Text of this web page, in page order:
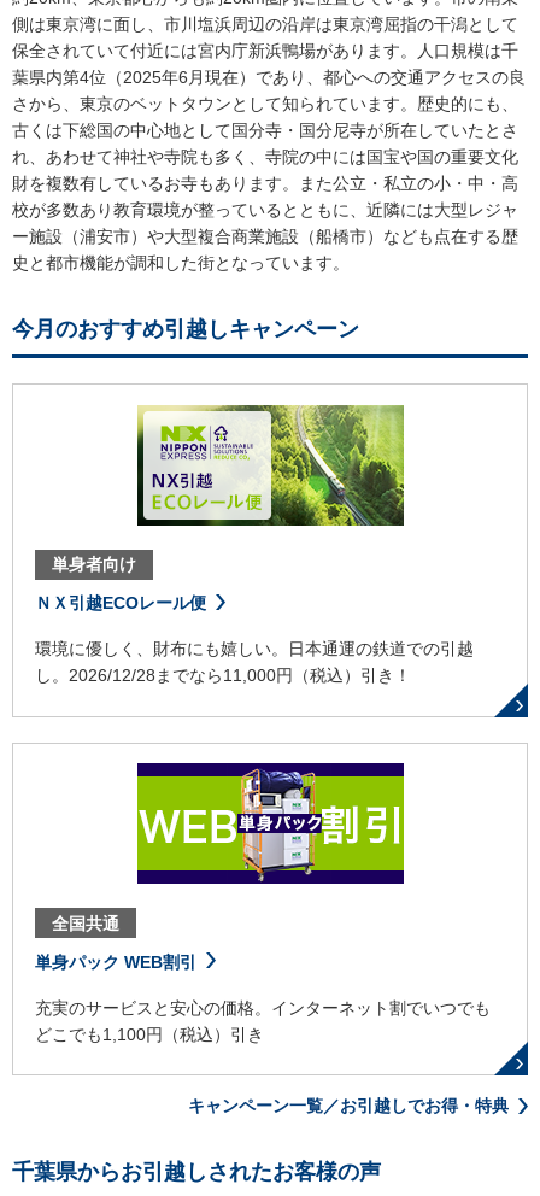
側は東京湾に面し、市川塩浜周辺の沿岸は東京湾屈指の干潟として
保全されていて付近には宮内庁新浜鴨場があります。人口規模は千
葉県内第4位（2025年6月現在）であり、都心への交通アクセスの良
さから、東京のベットタウンとして知られています。歴史的にも、
古くは下総国の中心地として国分寺・国分尼寺が所在していたとさ
れ、あわせて神社や寺院も多く、寺院の中には国宝や国の重要文化
財を複数有しているお寺もあります。また公立・私立の小・中・高
校が多数あり教育環境が整っているとともに、近隣には大型レジャ
ー施設（浦安市）や大型複合商業施設（船橋市）なども点在する歴
史と都市機能が調和した街となっています。
今月のおすすめ引越しキャンペーン
単身者向け
ＮＸ引越ECOレール便
環境に優しく、財布にも嬉しい。日本通運の鉄道での引越
し。2026/12/28までなら11,000円（税込）引き！
全国共通
単身パック WEB割引
充実のサービスと安心の価格。インターネット割でいつでも
どこでも1,100円（税込）引き
キャンペーン一覧／お引越しでお得・特典
千葉県からお引越しされたお客様の声